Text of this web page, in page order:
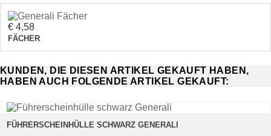
€ 4,58
FÄCHER
KUNDEN, DIE DIESEN ARTIKEL GEKAUFT HABEN,
HABEN AUCH FOLGENDE ARTIKEL GEKAUFT:
FÜHRERSCHEINHÜLLE SCHWARZ GENERALI